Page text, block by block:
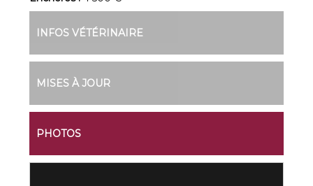
INFOS VÉTÉRINAIRE
MISES À JOUR
PHOTOS